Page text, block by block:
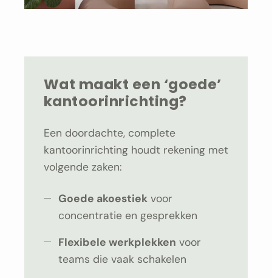
Wat maakt een ‘goede’
kantoorinrichting?
Een doordachte, complete
kantoorinrichting houdt rekening met
volgende zaken:
Goede akoestiek voor
concentratie en gesprekken
Flexibele werkplekken voor
teams die vaak schakelen